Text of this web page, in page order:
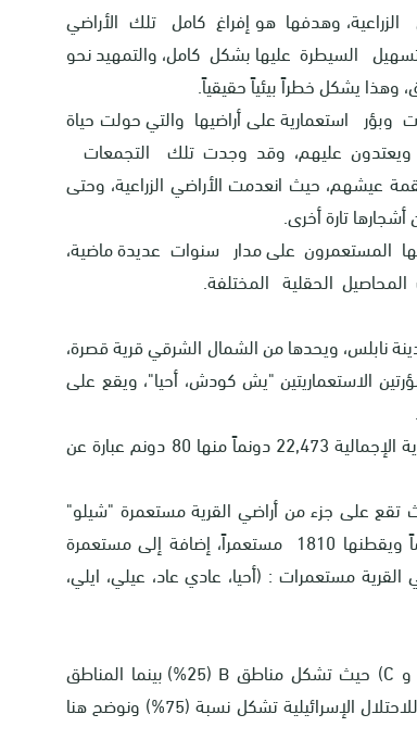
وهدفها هو إفراغ كامل تلك الأراضي
بهدف تسهيل السيطرة عليها بشكل كامل، والتمهيد نحو
يشكل خطراً بيئياً حقيقياً.
استعمارية على أراضيها والتي حولت حياة
ويعتدون عليهم، وقد وجدت تلك التجمعات
عيشهم، حيث انعدمت الأراضي الزراعية، وحتى
تارة أخرى.
المستعمرون على مدار سنوات عديدة ماضية،
الحقلية المختلفة.
من مدينة نابلس، ويحدها من الشمال الشرقي قرية قصرة،
الاستعماريتين "يش كودش، أحيا"، ويقع على
يبلغ عدد سكانها 598 نسمة حتى عام 2014م. وتبلغ مساحة القرية الإجمالية 22,473 دونماً منها 80 دونم عبارة عن
من أراضي القرية 2227 دونماً، حيث تقع على جزء من أراضي القرية مستعمرة "شيلو"
والتي تأسست عام 1978م وصادرت من أراضي القرية 640 دونماً ويقطنها 1810 مستعمراً، إضافة إلى مستعمرة
وتقام ايضاً على أراضي القرية مستعمرات : (أحيا، عادي عاد، عيلي، ايلي،
و C) حيث تشكل مناطق B
(25%) بينما المناطق
تشكل المساحة الأكبر وهي خاضعة للسيطرة الكاملة للاحتلال الإسرائيلية تشكل نسبة (75%) ونوضح هنا